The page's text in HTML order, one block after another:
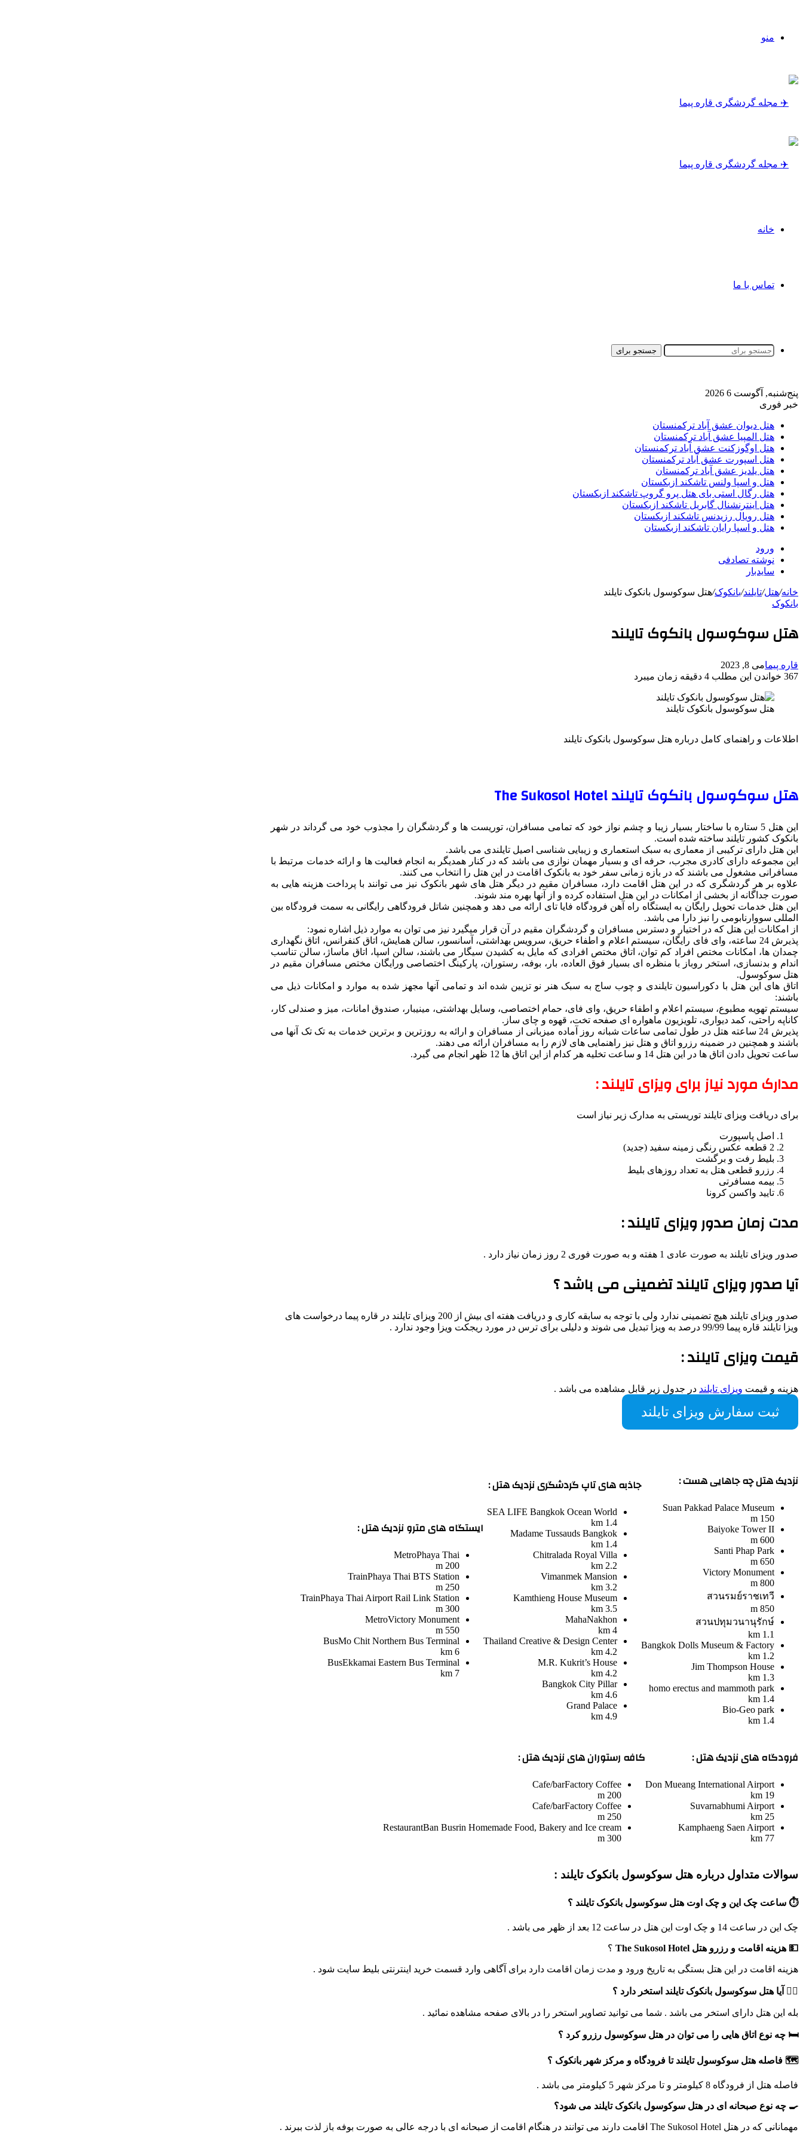
منو
خانه
تماس با ما
جستجو برای
پنج‌شنبه, آگوست 6 2026
خبر فوری
هتل دیوان عشق آباد ترکمنستان
هتل المپیا عشق آباد ترکمنستان
هتل اوگوزکنت عشق آباد ترکمنستان
هتل اسپورت عشق آباد ترکمنستان
هتل یلدیز عشق آباد ترکمنستان
هتل و اسپا ولنس تاشکند ازبکستان
هتل رگال استی بای هتل پرو گروپ تاشکند ازبکستان
هتل اینترنشنال گابریل تاشکند ازبکستان
هتل رویال رزیدنس تاشکند ازبکستان
هتل و اسپا رایان تاشکند ازبکستان
ورود
نوشته تصادفی
سایدبار
خانه/هتل/تایلند/بانکوک/هتل سوکوسول بانکوک تایلند
بانکوک
هتل سوکوسول بانکوک تایلند
قاره پیمامی 8, 2023
367 خواندن این مطلب 4 دقیقه زمان میبرد
هتل سوکوسول بانکوک تایلند
اطلاعات و راهنمای کامل درباره هتل سوکوسول بانکوک تایلند
هتل سوکوسول بانکوک تایلند The Sukosol Hotel
این هتل 5 ستاره با ساختار بسیار زیبا و چشم نواز خود که تمامی مسافران، توریست ها و گردشگران را مجذوب خود می گرداند در شهر
بانکوک کشور تایلند ساخته شده است.
این هتل دارای ترکیبی از معماری به سبک استعماری و زیبایی‌ شناسی اصیل تایلندی می باشد.
این مجموعه دارای کادری مجرب، حرفه ای و بسیار مهمان نوازی می باشد که در کنار همدیگر به انجام فعالیت ها و ارائه خدمات مرتبط با
مسافرانی مشغول می باشند که در بازه زمانی سفر خود به بانکوک اقامت در این هتل را انتخاب می کنند.
علاوه بر هر گردشگری که در این هتل اقامت دارد، مسافران مقیم در دیگر هتل های شهر بانکوک نیز می توانند با پرداخت هزینه هایی به
صورت جداگانه از بخشی از امکانات در این هتل استفاده کرده و از آنها بهره مند شوند.
این هتل خدمات تحویل رایگان به ایستگاه راه‌ آهن فرودگاه فایا تای ارائه می‌ دهد و همچنین شاتل فرودگاهی رایگانی به سمت فرودگاه بین
المللی سووارنابومی را نیز دارا می باشد.
از امکانات این هتل که در اختیار و دسترس مسافران و گردشگران مقیم در آن قرار میگیرد نیز می توان به موارد ذیل اشاره نمود:
پذیرش 24 ساعته، وای فای رایگان، سیستم اعلام و اطفاء حریق، سرویس بهداشتی، آسانسور، سالن همایش، اتاق کنفرانس، اتاق نگهداری
چمدان ها، امکانات مختص افراد کم توان، اتاق مختص افرادی که مایل به کشیدن سیگار می باشند، سالن اسپا، اتاق ماساژ، سالن تناسب
اندام و بدنسازی، استخر روباز با منظره ای بسیار فوق العاده، بار، بوفه، رستوران، پارکینگ اختصاصی ورایگان مختص مسافران مقیم در
هتل سوکوسول.
اتاق های این هتل با دکوراسیون تایلندی و چوب ساج به سبک هنر نو تزیین شده اند و تمامی آنها مجهز شده به موارد و امکانات ذیل می
باشند:
سیستم تهویه مطبوع، سیستم اعلام و اطفاء حریق، وای فای، حمام اختصاصی، وسایل بهداشتی، مینیبار، صندوق امانات، میز و صندلی کار،
کاناپه راحتی، کمد دیواری، تلویزیون ماهواره ای صفحه تخت، قهوه و چای ساز.
پذیرش 24 ساعته هتل در طول تمامی ساعات شبانه روز آماده میزبانی از مسافران و ارائه به روزترین و برترین خدمات به تک تک آنها می
باشند و همچنین در ضمینه رزرو اتاق و هتل نیز راهنمایی های لازم را به مسافران ارائه می دهند.
ساعت تحویل دادن اتاق ها در این هتل 14 و ساعت تخلیه هر کدام از این اتاق ها 12 ظهر انجام می گیرد.
مدارک مورد نیاز برای ویزای تایلند :
برای دریافت ویزای تایلند توریستی به مدارک زیر نیاز است
اصل پاسپورت
2 قطعه عکس رنگی زمینه سفید (جدید)
بلیط رفت و برگشت
رزرو قطعی هتل به تعداد روزهای بلیط
بیمه مسافرتی
تایید واکسن کرونا
مدت زمان صدور ویزای تایلند :
صدور ویزای تایلند به صورت عادی 1 هفته و به صورت فوری 2 روز زمان نیاز دارد .
آیا صدور ویزای تایلند تضمینی می باشد ؟
صدور ویزای تایلند هیچ تضمینی ندارد ولی با توجه به سابقه کاری و دریافت هفته ای بیش از 200 ویزای تایلند در قاره پیما درخواست های
ویزا تایلند قاره پیما 99/99 درصد به ویزا تبدیل می شوند و دلیلی برای ترس در مورد ریجکت ویزا وجود ندارد .
قیمت ویزای تایلند :
هزینه و قیمت ویزای تایلند در جدول زیر قابل مشاهده می باشد .
ثبت سفارش ویزای تایلند
نزدیک هتل چه جاهایی هست :
Suan Pakkad Palace Museum
150 m
Baiyoke Tower II
600 m
Santi Phap Park
650 m
Victory Monument
800 m
สวนรมย์ราชเทวี
850 m
สวนปทุมวนานุรักษ์
1.1 km
Bangkok Dolls Museum & Factory
1.2 km
Jim Thompson House
1.3 km
homo erectus and mammoth park
1.4 km
Bio-Geo park
1.4 km
جاذبه های تاپ گردشگری نزدیک هتل :
SEA LIFE Bangkok Ocean World
1.4 km
Madame Tussauds Bangkok
1.4 km
Chitralada Royal Villa
2.2 km
Vimanmek Mansion
3.2 km
Kamthieng House Museum
3.5 km
MahaNakhon
4 km
Thailand Creative & Design Center
4.2 km
M.R. Kukrit’s House
4.2 km
Bangkok City Pillar
4.6 km
Grand Palace
4.9 km
ایستگاه های مترو نزدیک هتل :
MetroPhaya Thai
200 m
TrainPhaya Thai BTS Station
250 m
TrainPhaya Thai Airport Rail Link Station
300 m
MetroVictory Monument
550 m
BusMo Chit Northern Bus Terminal
6 km
BusEkkamai Eastern Bus Terminal
7 km
فرودگاه های نزدیک هتل :
Don Mueang International Airport
19 km
Suvarnabhumi Airport
25 km
Kamphaeng Saen Airport
77 km
کافه رستوران های نزدیک هتل :
Cafe/barFactory Coffee
200 m
Cafe/barFactory Coffee
250 m
RestaurantBan Busrin Homemade Food, Bakery and Ice cream
300 m
سوالات متداول درباره هتل سوکوسول بانکوک تایلند :
⏱️ ساعت چک این و چک اوت هتل سوکوسول بانکوک تایلند ؟
چک این در ساعت 14 و چک اوت این هتل در ساعت 12 بعد از ظهر می باشد .
💵 هزینه اقامت و رزرو هتل The Sukosol Hotel ؟
هزینه اقامت در این هتل بستگی به تاریخ ورود و مدت زمان اقامت دارد برای آگاهی وارد قسمت خرید اینترنتی بلیط سایت شود .
🏊‍♂️ آیا هتل سوکوسول بانکوک تایلند استخر دارد ؟
بله این هتل دارای استخر می باشد . شما می توانید تصاویر استخر را در بالای صفحه مشاهده نمائید .
🛏️ چه نوع اتاق هایی را می توان در هتل سوکوسول رزروکرد ؟
🗺️ فاصله هتل سوکوسول تایلندتا فرودگاه و مرکز شهر بانکوک ؟
فاصله هتل از فرودگاه 8 کیلومتر و تا مرکز شهر 5 کیلومتر می باشد .
🍳 چه نوع صبحانه ای در هتل سوکوسول بانکوک تایلند می شود؟
مهمانانی که در هتل The Sukosol Hotel اقامت دارند می توانند در هنگام اقامت از صبحانه ای با درجه عالی به صورت بوفه باز لذت ببرند .